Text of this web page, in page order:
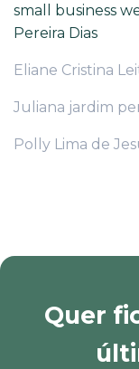
small business
Pereira Dias
Eliane Cristina
Juliana jardim
Polly Lima de
Quer